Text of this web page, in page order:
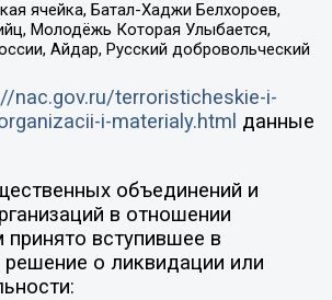
ячейка, Батал-Хаджи Белхороев,
Молодёжь Которая Улыбается,
Айдар, Русский добровольческий
nac.gov.ru/terroristicheskie-i-
i-materialy.html данные
объединений и
в отношении
вступившее в
о ликвидации или